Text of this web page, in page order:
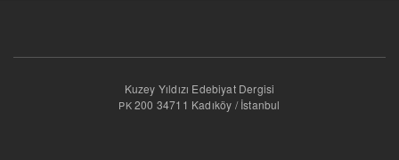
Kuzey Yıldızı Edebiyat Dergisi
PK200 34711 Kadıköy / İstanbul